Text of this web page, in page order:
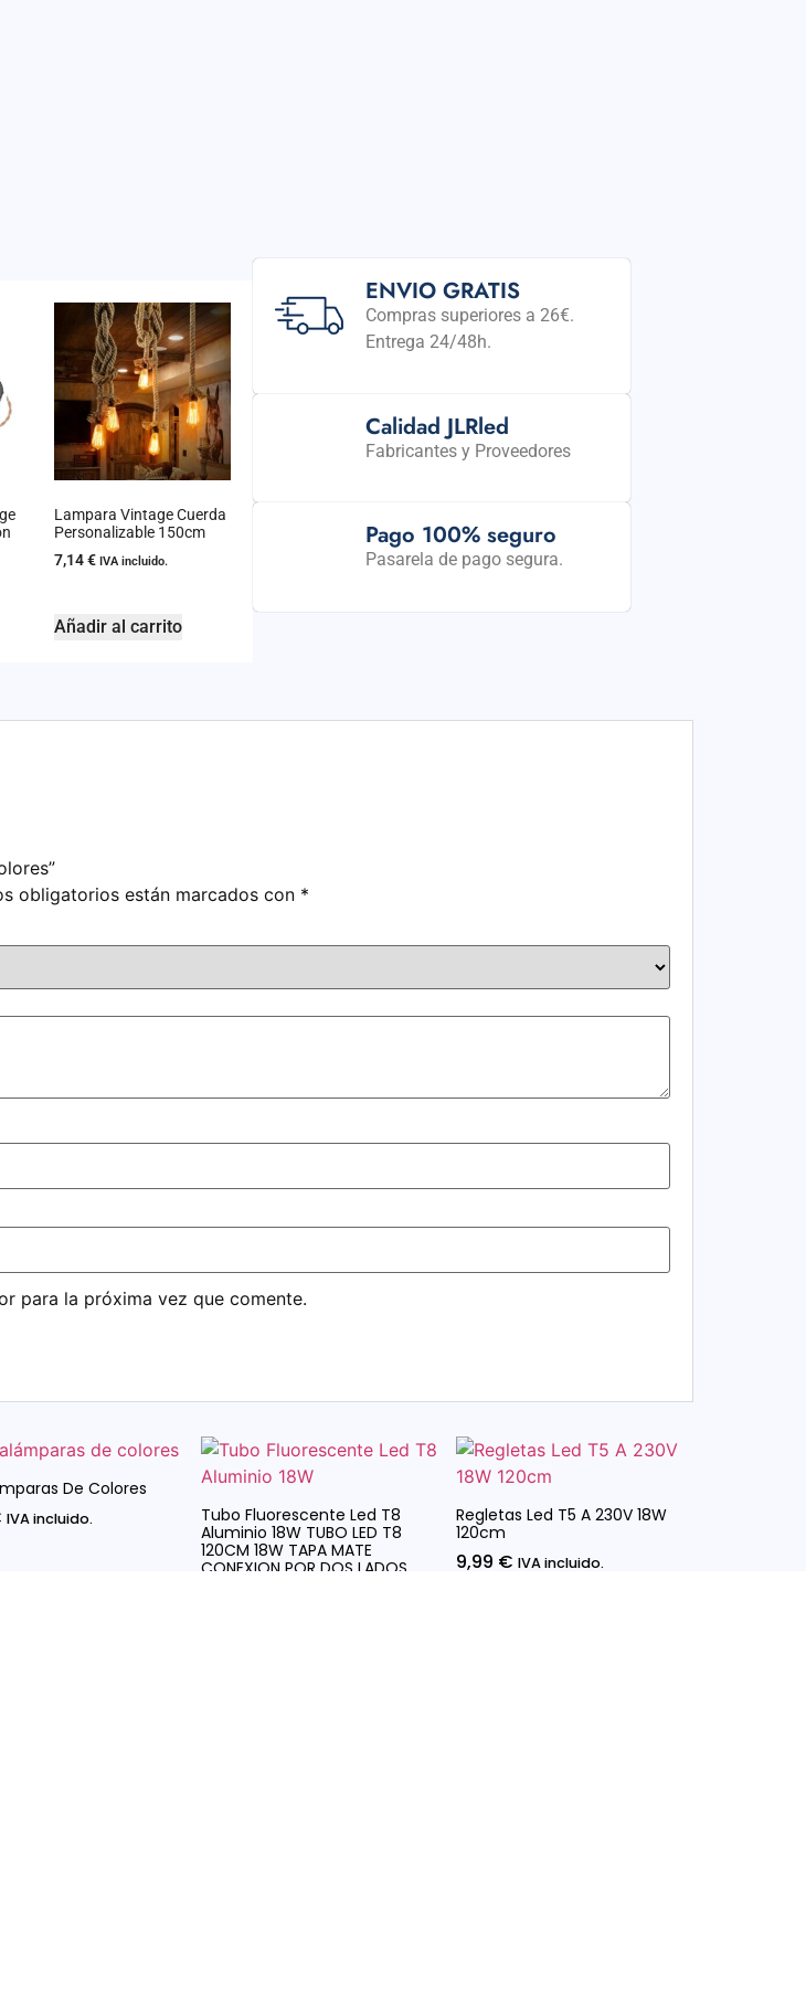
Lampara Vintage Cuerda
Personalizable 150cm
7,14€ IVA incluido.
Añadir al carrito
ENVIO GRATIS
Compras superiores a 26€.
Entrega 24/48h.
Calidad JLRled
Fabricantes y Proveedores
Pago 100% seguro
Pasarela de pago segura.
obligatorios están marcados con *
para la próxima vez que comente.
De Colores
IVA incluido.
Tubo Fluorescente Led T8
Aluminio 18W TUBO LED T8
120CM 18W TAPA MATE
CONEXION POR DOS LADOS
Regletas Led T5 A 230V 18W
120cm
9,99 € IVA incluido.